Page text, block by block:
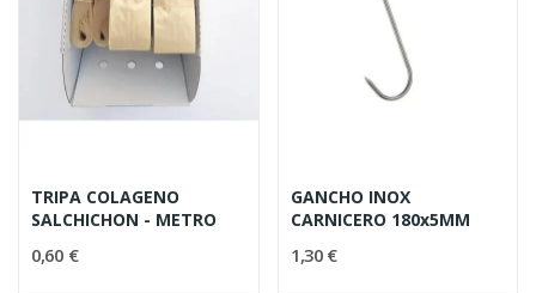
TRIPA COLAGENO
SALCHICHON - METRO
0,60 €
GANCHO INOX
CARNICERO 180x5MM
1,30 €